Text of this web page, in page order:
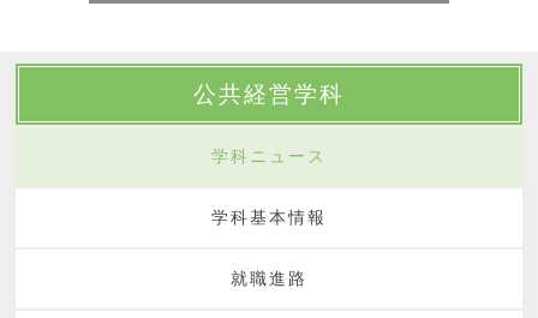
公共経営学科
学科ニュース
学科基本情報
就職進路